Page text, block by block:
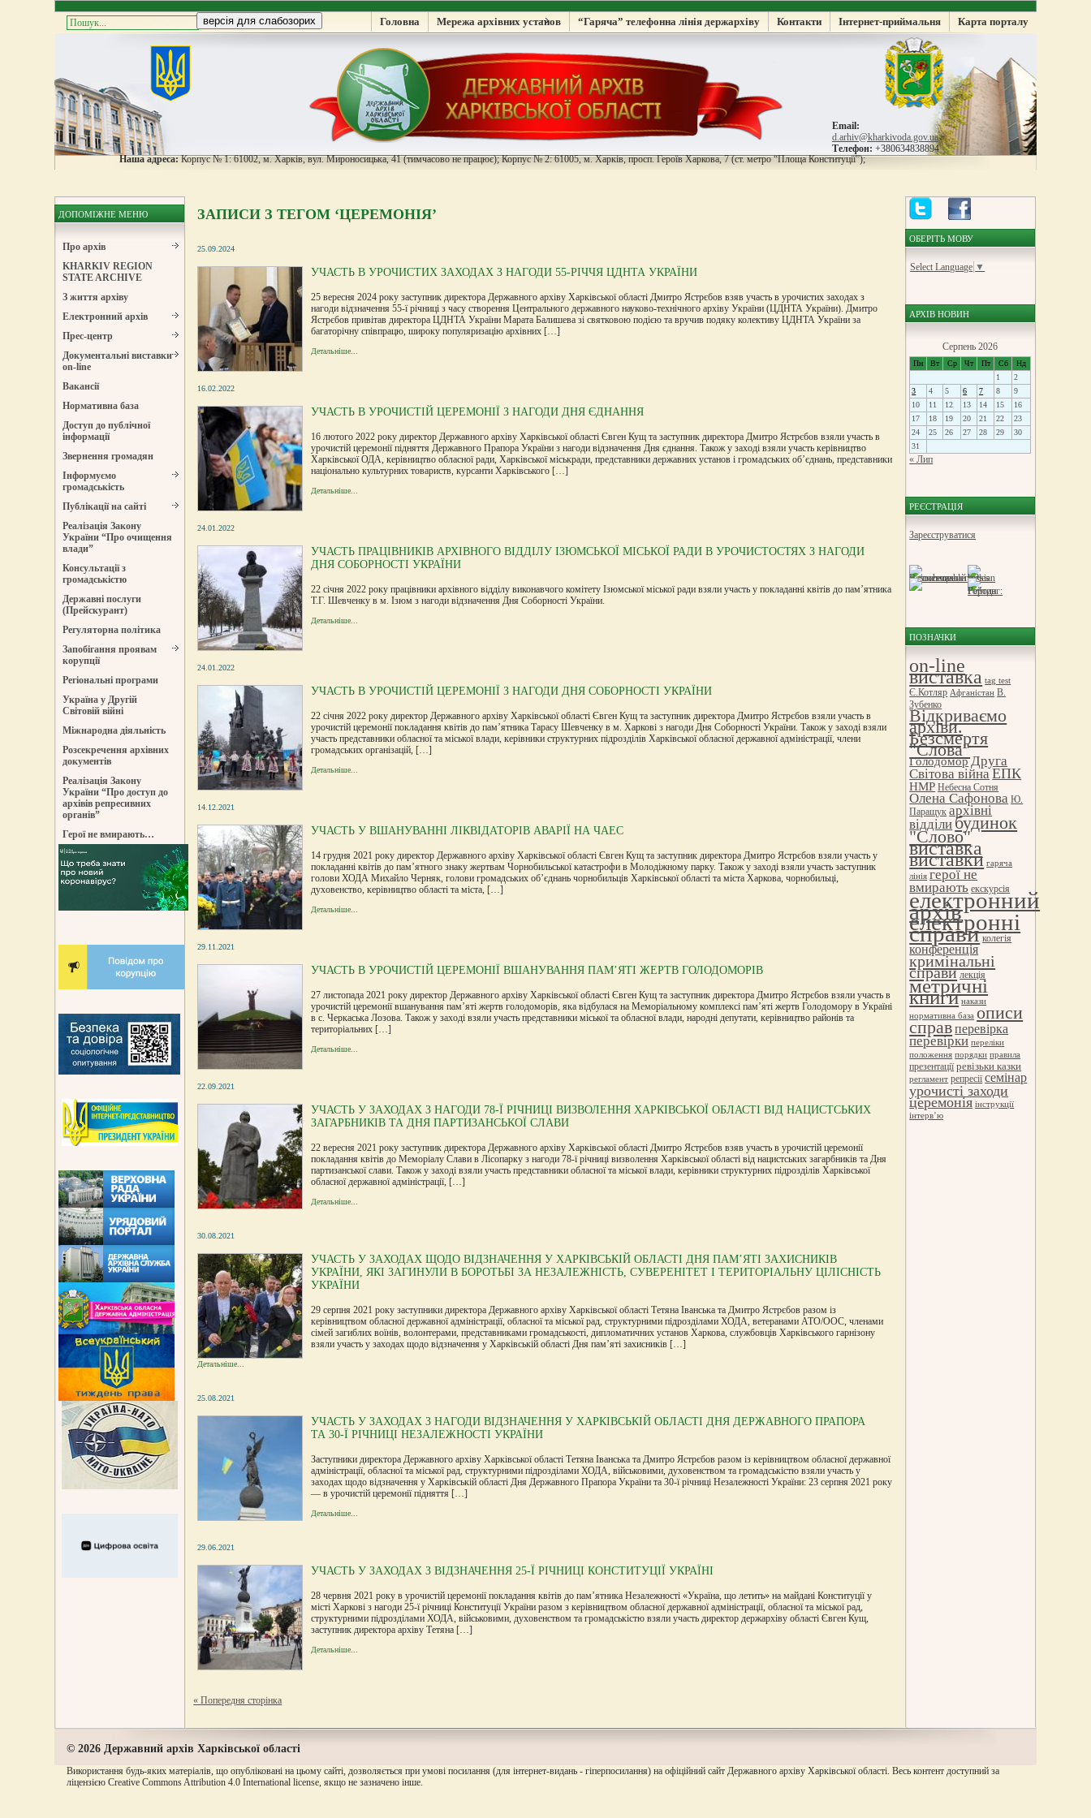
Головна Мережа архівних установ “Гаряча” телефонна лінія держархіву Контакти Інтернет-приймальня Карта порталу
Email:
d.arhiv@kharkivoda.gov.ua
Телефон: +380634838894
Наша адреса:Корпус № 1: 61002, м. Харків, вул. Мироносицька, 41 (тимчасово не працює); Корпус № 2: 61005, м. Харків, просп. Героїв Харкова, 7 (ст. метро “Площа Конституції”);
ДОПОМІЖНЕ МЕНЮ
Про архів
KHARKIV REGION
STATE ARCHIVE
З життя архіву
Електронний архів
Прес-центр
Документальні виставки
on-line
Вакансії
Нормативна база
Доступ до публічної
інформації
Звернення громадян
Інформуємо
громадськість
Публікації на сайті
Реалізація Закону
України “Про очищення
влади”
Консультації з
громадськістю
Державні послуги
(Прейскурант)
Регуляторна політика
Запобігання проявам
корупції
Регіональні програми
Україна у Другій
Світовій війні
Міжнародна діяльність
Розсекречення архівних
документів
Реалізація Закону
України “Про доступ до
архівів репресивних
органів”
Герої не вмирають…
ЗАПИСИ З ТЕГОМ ‘ЦЕРЕМОНІЯ’
25.09.2024
УЧАСТЬ В УРОЧИСТИХ ЗАХОДАХ З НАГОДИ 55-РІЧЧЯ ЦДНТА УКРАЇНИ
25 вересня 2024 року заступник директора Державного архіву Харківської області Дмитро Ястрєбов взяв участь в урочистих заходах з
нагоди відзначення 55-ї річниці з часу створення Центрального державного науково-технічного архіву України (ЦДНТА України). Дмитро
Ястрєбов привітав директора ЦДНТА України Марата Балишева зі святковою подією та вручив подяку колективу ЦДНТА України за
багаторічну співпрацю, широку популяризацію архівних […]
Детальніше...
16.02.2022
УЧАСТЬ В УРОЧИСТІЙ ЦЕРЕМОНІЇ З НАГОДИ ДНЯ ЄДНАННЯ
16 лютого 2022 року директор Державного архіву Харківської області Євген Кущ та заступник директора Дмитро Ястрєбов взяли участь в
урочистій церемонії підняття Державного Прапора України з нагоди відзначення Дня єднання. Також у заході взяли участь керівництво
Харківської ОДА, керівництво обласної ради, Харківської міськради, представники державних установ і громадських об’єднань, представники
національно культурних товариств, курсанти Харківського […]
Детальніше...
24.01.2022
УЧАСТЬ ПРАЦІВНИКІВ АРХІВНОГО ВІДДІЛУ ІЗЮМСЬКОЇ МІСЬКОЇ РАДИ В УРОЧИСТОСТЯХ З НАГОДИ
ДНЯ СОБОРНОСТІ УКРАЇНИ
22 січня 2022 року працівники архівного відділу виконавчого комітету Ізюмської міської ради взяли участь у покладанні квітів до пам’ятника
Т.Г. Шевченку в м. Ізюм з нагоди відзначення Дня Соборності України.
Детальніше...
24.01.2022
УЧАСТЬ В УРОЧИСТІЙ ЦЕРЕМОНІЇ З НАГОДИ ДНЯ СОБОРНОСТІ УКРАЇНИ
22 січня 2022 року директор Державного архіву Харківської області Євген Кущ та заступник директора Дмитро Ястрєбов взяли участь в
урочистій церемонії покладання квітів до пам’ятника Тарасу Шевченку в м. Харкові з нагоди Дня Соборності України. Також у заході взяли
участь представники обласної та міської влади, керівники структурних підрозділів Харківської обласної державної адміністрації, члени
громадських організацій, […]
Детальніше...
14.12.2021
УЧАСТЬ У ВШАНУВАННІ ЛІКВІДАТОРІВ АВАРІЇ НА ЧАЕС
14 грудня 2021 року директор Державного архіву Харківської області Євген Кущ та заступник директора Дмитро Ястрєбов взяли участь у
покладанні квітів до пам’ятного знаку жертвам Чорнобильської катастрофи в Молодіжному парку. Також у заході взяли участь заступник
голови ХОДА Михайло Черняк, голови громадських об’єднань чорнобильців Харківської області та міста Харкова, чорнобильці,
духовенство, керівництво області та міста, […]
Детальніше...
29.11.2021
УЧАСТЬ В УРОЧИСТІЙ ЦЕРЕМОНІЇ ВШАНУВАННЯ ПАМ’ЯТІ ЖЕРТВ ГОЛОДОМОРІВ
27 листопада 2021 року директор Державного архіву Харківської області Євген Кущ та заступник директора Дмитро Ястрєбов взяли участь в
урочистій церемонії вшанування пам’яті жертв голодоморів, яка відбулася на Меморіальному комплексі пам’яті жертв Голодомору в Україні
в с. Черкаська Лозова. Також у заході взяли участь представники міської та обласної влади, народні депутати, керівництво районів та
територіальних […]
Детальніше...
22.09.2021
УЧАСТЬ У ЗАХОДАХ З НАГОДИ 78-Ї РІЧНИЦІ ВИЗВОЛЕННЯ ХАРКІВСЬКОЇ ОБЛАСТІ ВІД НАЦИСТСЬКИХ
ЗАГАРБНИКІВ ТА ДНЯ ПАРТИЗАНСЬКОЇ СЛАВИ
22 вересня 2021 року заступник директора Державного архіву Харківської області Дмитро Ястрєбов взяв участь в урочистій церемонії
покладання квітів до Меморіалу Слави в Лісопарку з нагоди 78-ї річниці визволення Харківської області від нацистських загарбників та Дня
партизанської слави. Також у заході взяли участь представники обласної та міської влади, керівники структурних підрозділів Харківської
обласної державної адміністрації, […]
Детальніше...
30.08.2021
УЧАСТЬ У ЗАХОДАХ ЩОДО ВІДЗНАЧЕННЯ У ХАРКІВСЬКІЙ ОБЛАСТІ ДНЯ ПАМ’ЯТІ ЗАХИСНИКІВ
УКРАЇНИ, ЯКІ ЗАГИНУЛИ В БОРОТЬБІ ЗА НЕЗАЛЕЖНІСТЬ, СУВЕРЕНІТЕТ І ТЕРИТОРІАЛЬНУ ЦІЛІСНІСТЬ
УКРАЇНИ
29 серпня 2021 року заступники директора Державного архіву Харківської області Тетяна Іванська та Дмитро Ястрєбов разом із
керівництвом обласної державної адміністрації, обласної та міської рад, структурними підрозділами ХОДА, ветеранами АТО/ООС, членами
сімей загиблих воїнів, волонтерами, представниками громадськості, дипломатичних установ Харкова, службовців Харківського гарнізону
взяли участь у заходах щодо відзначення у Харківській області Дня пам’яті захисників […]
Детальніше...
25.08.2021
УЧАСТЬ У ЗАХОДАХ З НАГОДИ ВІДЗНАЧЕННЯ У ХАРКІВСЬКІЙ ОБЛАСТІ ДНЯ ДЕРЖАВНОГО ПРАПОРА
ТА 30-Ї РІЧНИЦІ НЕЗАЛЕЖНОСТІ УКРАЇНИ
Заступники директора Державного архіву Харківської області Тетяна Іванська та Дмитро Ястрєбов разом із керівництвом обласної державної
адміністрації, обласної та міської рад, структурними підрозділами ХОДА, військовими, духовенством та громадськістю взяли участь у
заходах щодо відзначення у Харківській області Дня Державного Прапора України та 30-ї річниці Незалежності України: 23 серпня 2021 року
— в урочистій церемонії підняття […]
Детальніше...
29.06.2021
УЧАСТЬ У ЗАХОДАХ З ВІДЗНАЧЕННЯ 25-Ї РІЧНИЦІ КОНСТИТУЦІЇ УКРАЇНІ
28 червня 2021 року в урочистій церемонії покладання квітів до пам’ятника Незалежності «Україна, що летить» на майдані Конституції у
місті Харкові з нагоди 25-ї річниці Конституції України разом з керівництвом обласної державної адміністрації, обласної та міської рад,
структурними підрозділами ХОДА, військовими, духовенством та громадськістю взяли участь директор держархіву області Євген Кущ,
заступник директора архіву Тетяна […]
Детальніше...
« Попередня сторінка
ОБЕРІТЬ МОВУ
Select Language ▼
АРХІВ НОВИН
Серпень 2026
Пн Вт Ср Чт Пт Сб
Нд
1
2
3
4 5 6 7 8
9
10
11 12 13 14 15
16
17
18 19 20 21 22
23
24
25 26 27 28 29
30
31
« Лип
РЕЄСТРАЦІЯ
Зареєструватися
ПОЗНАЧКИ
on-line
виставка tag test
Є.Котляр Афганістан В.
Зубенко
Відкриваємо
архіви.
Безсмертя
"Слова"
Голодомор Друга
Світова війнаЕПК
НМР Небесна Сотня
Олена Сафонова Ю.
Паращук архівні
відділибудинок
"Слово"
виставка
виставки гаряча
лінія герої не
вмирають екскурсія
електронний
архів
електронні
справи колегія
конференція
кримінальні
справи лекція
метричні
книги накази
нормативна база описи
справперевірка
перевірки переліки
положення порядки правила
презентації ревізьки казки
регламент репресії семінар
урочисті заходи
церемонія інструкції
інтерв’ю
© 2026 Державний архів Харківської області
Використання будь-яких матеріалів, що опубліковані на цьому сайті, дозволяється при умові посилання (для інтернет-видань - гіперпосилання) на офіційний сайт Державного архіву Харківської області. Весь контент доступний за
ліцензією Creative Commons Attribution 4.0 International license, якщо не зазначено інше.